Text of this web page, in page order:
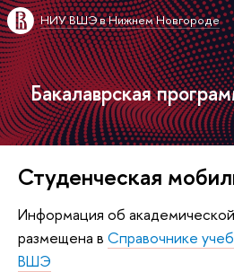
НИУ ВШЭ в Нижнем Новгороде
Бакалаврская
Студенческая
Информация об
размещена в Справочнике
ВШЭ